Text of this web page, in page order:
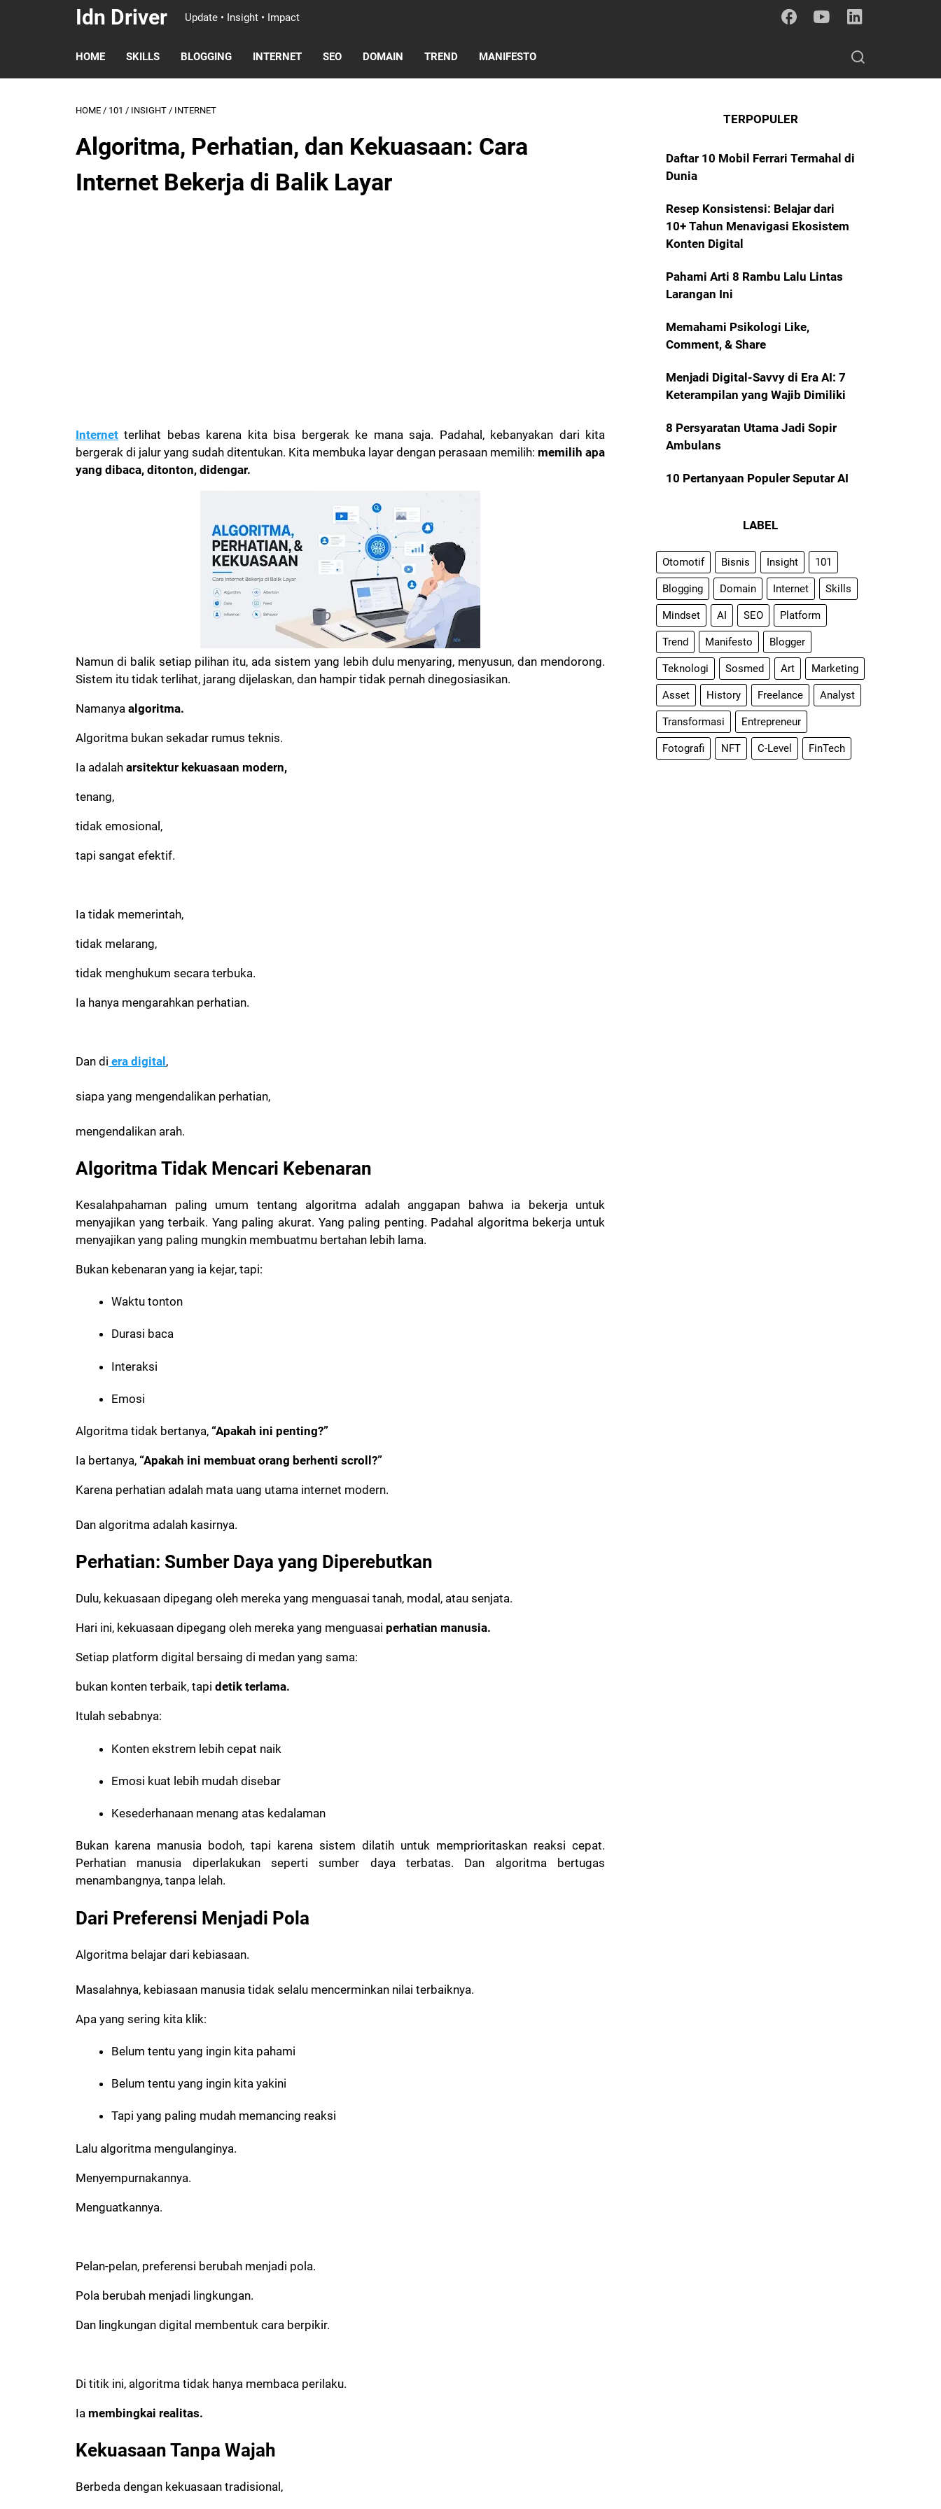
Idn Driver Update • Insight • Impact
HOME SKILLS BLOGGING INTERNET SEO DOMAIN TREND MANIFESTO
HOME / 101 / INSIGHT / INTERNET
Algoritma, Perhatian, dan Kekuasaan: Cara
Internet Bekerja di Balik Layar
Internet terlihat bebas karena kita bisa bergerak ke mana saja. Padahal, kebanyakan dari kita
bergerak di jalur yang sudah ditentukan. Kita membuka layar dengan perasaan memilih: memilih apa
yang dibaca, ditonton, didengar.
Namun di balik setiap pilihan itu, ada sistem yang lebih dulu menyaring, menyusun, dan mendorong.
Sistem itu tidak terlihat, jarang dijelaskan, dan hampir tidak pernah dinegosiasikan.
Namanya algoritma.
Algoritma bukan sekadar rumus teknis.
Ia adalah arsitektur kekuasaan modern,
tenang,
tidak emosional,
tapi sangat efektif.
Ia tidak memerintah,
tidak melarang,
tidak menghukum secara terbuka.
Ia hanya mengarahkan perhatian.
Dan di era digital,
siapa yang mengendalikan perhatian,
mengendalikan arah.
Algoritma Tidak Mencari Kebenaran
Kesalahpahaman paling umum tentang algoritma adalah anggapan bahwa ia bekerja untuk
menyajikan yang terbaik. Yang paling akurat. Yang paling penting. Padahal algoritma bekerja untuk
menyajikan yang paling mungkin membuatmu bertahan lebih lama.
Bukan kebenaran yang ia kejar, tapi:
Waktu tonton
Durasi baca
Interaksi
Emosi
Algoritma tidak bertanya, “Apakah ini penting?”
Ia bertanya, “Apakah ini membuat orang berhenti scroll?”
Karena perhatian adalah mata uang utama internet modern.
Dan algoritma adalah kasirnya.
Perhatian: Sumber Daya yang Diperebutkan
Dulu, kekuasaan dipegang oleh mereka yang menguasai tanah, modal, atau senjata.
Hari ini, kekuasaan dipegang oleh mereka yang menguasai perhatian manusia.
Setiap platform digital bersaing di medan yang sama:
bukan konten terbaik, tapi detik terlama.
Itulah sebabnya:
Konten ekstrem lebih cepat naik
Emosi kuat lebih mudah disebar
Kesederhanaan menang atas kedalaman
Bukan karena manusia bodoh, tapi karena sistem dilatih untuk memprioritaskan reaksi cepat.
Perhatian manusia diperlakukan seperti sumber daya terbatas. Dan algoritma bertugas
menambangnya, tanpa lelah.
Dari Preferensi Menjadi Pola
Algoritma belajar dari kebiasaan.
Masalahnya, kebiasaan manusia tidak selalu mencerminkan nilai terbaiknya.
Apa yang sering kita klik:
Belum tentu yang ingin kita pahami
Belum tentu yang ingin kita yakini
Tapi yang paling mudah memancing reaksi
Lalu algoritma mengulanginya.
Menyempurnakannya.
Menguatkannya.
Pelan-pelan, preferensi berubah menjadi pola.
Pola berubah menjadi lingkungan.
Dan lingkungan digital membentuk cara berpikir.
Di titik ini, algoritma tidak hanya membaca perilaku.
Ia membingkai realitas.
Kekuasaan Tanpa Wajah
Berbeda dengan kekuasaan tradisional,
TERPOPULER
Daftar 10 Mobil Ferrari Termahal di
Dunia
Resep Konsistensi: Belajar dari
10+ Tahun Menavigasi Ekosistem
Konten Digital
Pahami Arti 8 Rambu Lalu Lintas
Larangan Ini
Memahami Psikologi Like,
Comment, & Share
Menjadi Digital-Savvy di Era AI: 7
Keterampilan yang Wajib Dimiliki
8 Persyaratan Utama Jadi Sopir
Ambulans
10 Pertanyaan Populer Seputar AI
LABEL
Otomotif Bisnis Insight 101
Blogging Domain Internet Skills
Mindset AI SEO Platform
Trend Manifesto Blogger
Teknologi Sosmed Art Marketing
Asset History Freelance Analyst
Transformasi Entrepreneur
Fotografi NFT C-Level FinTech